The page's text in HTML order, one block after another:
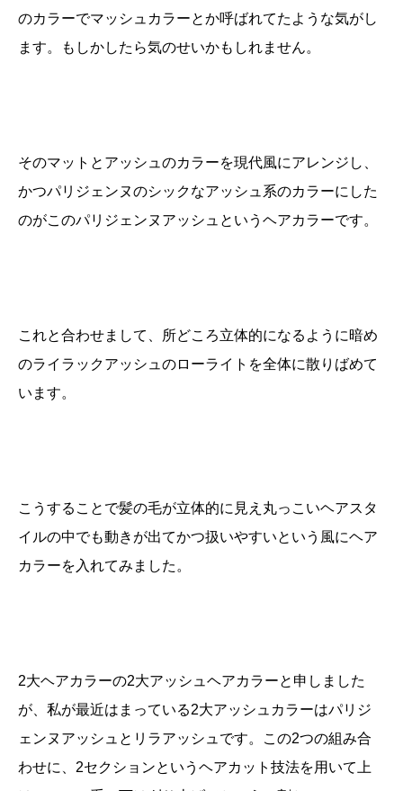
のカラーでマッシュカラーとか呼ばれてたような気がし
ます。もしかしたら気のせいかもしれません。
そのマットとアッシュのカラーを現代風にアレンジし、
かつパリジェンヌのシックなアッシュ系のカラーにした
のがこのパリジェンヌアッシュというヘアカラーです。
これと合わせまして、所どころ立体的になるように暗め
のライラックアッシュのローライトを全体に散りばめて
います。
こうすることで髪の毛が立体的に見え丸っこいヘアスタ
イルの中でも動きが出てかつ扱いやすいという風にヘア
カラーを入れてみました。
2大ヘアカラーの2大アッシュヘアカラーと申しました
が、私が最近はまっている2大アッシュカラーはパリジ
ェンヌアッシュとリラアッシュです。この2つの組み合
わせに、2セクションというヘアカット技法を用いて上